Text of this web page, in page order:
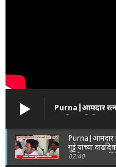
Purna|आमदार
वाढदिवसानिमित्त
विविध सामाजिक
Purna|आमदार
गुट्टे यांच्या
पूर्णा तालुक्यात
02:40